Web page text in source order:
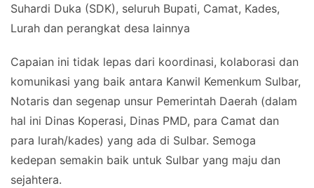
Suhardi Duka (SDK), seluruh Bupati, Camat, Kades,
Lurah dan perangkat desa lainnya
Capaian ini tidak lepas dari koordinasi, kolaborasi dan
komunikasi yang baik antara Kanwil Kemenkum Sulbar,
Notaris dan segenap unsur Pemerintah Daerah (dalam
hal ini Dinas Koperasi, Dinas PMD, para Camat dan
para lurah/kades) yang ada di Sulbar. Semoga
kedepan semakin baik untuk Sulbar yang maju dan
sejahtera.